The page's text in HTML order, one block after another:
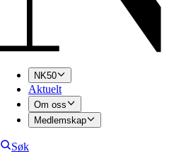
NK50
Aktuelt
Om oss
Medlemskap
Søk